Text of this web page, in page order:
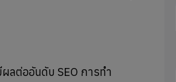
ลต่ออันดับ SEO การทำ